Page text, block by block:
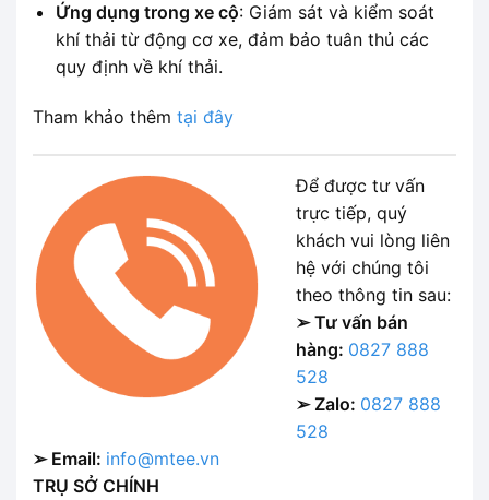
Ứng dụng trong xe cộ: Giám sát và kiểm soát
khí thải từ động cơ xe, đảm bảo tuân thủ các
quy định về khí thải.
Tham khảo thêm tại đây
Để được tư vấn
trực tiếp, quý
khách vui lòng liên
hệ với chúng tôi
theo thông tin sau:
➢ Tư vấn bán
hàng: 0827 888
528
➢ Zalo: 0827 888
528
➢ Email: info@mtee.vn
TRỤ SỞ CHÍNH